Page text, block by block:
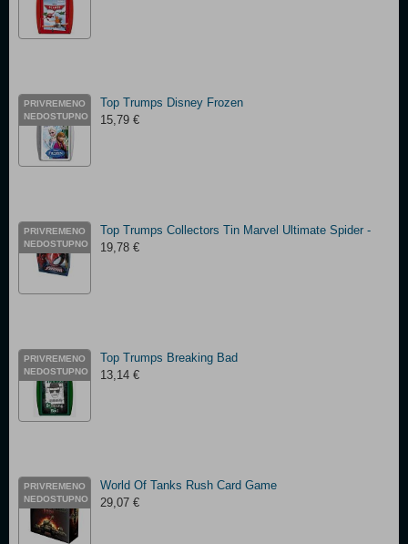
PRIVREMENO
NEDOSTUPNO
Top Trumps Disney Frozen
15,79 €
PRIVREMENO
NEDOSTUPNO
Top Trumps Collectors Tin Marvel Ultimate Spider -
19,78 €
PRIVREMENO
NEDOSTUPNO
Top Trumps Breaking Bad
13,14 €
PRIVREMENO
NEDOSTUPNO
World Of Tanks Rush Card Game
29,07 €